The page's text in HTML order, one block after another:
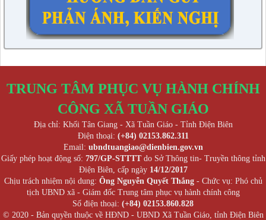
TRUNG TÂM PHỤC VỤ HÀNH CHÍNH
CÔNG XÃ TUẦN GIÁO
Địa chỉ: Khối Tân Giang - Xã Tuần Giáo - Tỉnh Điện Biên
Điện thoại: (+84) 02153.862.311
Email: ubndtuangiao@dienbien.gov.vn
Giấy phép hoạt động số: 797/GP-STTTTdo Sở Thông tin- Truyền thông tỉnh
Điện Biên, cấp ngày 14/12/2017
Chịu trách nhiệm nội dung: Ông Nguyễn Quyết Thắng- Chức vụ: Phó chủ
tịch UBND xã - Giám đốc Trung tâm phục vụ hành chính công
Số điện thoại: (+84) 02153.860.828
© 2020 - Bản quyền thuộc về HĐND - UBND Xã Tuần Giáo, tỉnh Điện Biên